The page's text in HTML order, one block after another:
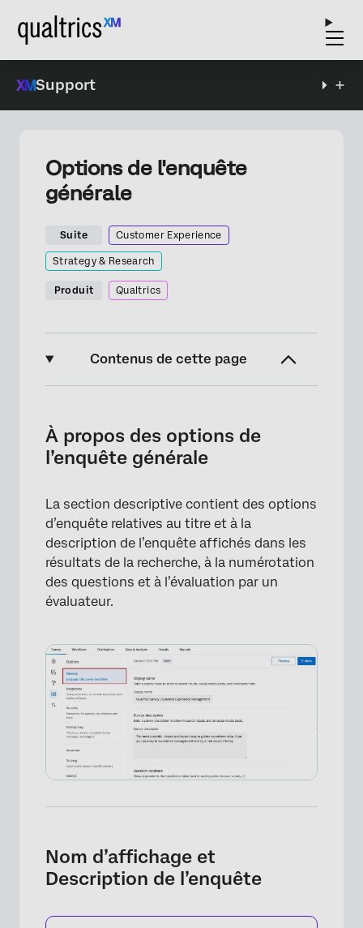
Support
Options de l'enquête
générale
Suite Customer Experience
Strategy & Research
Produit Qualtrics
Contenus de cette page
Nom d’affichage et Description de l’enquête
Langue par défaut
Expert Review
Nouvelle expérience de participation aux
enquêtes
Options de l’enquête dans différents types
FAQs
À propos des options de
l’enquête générale
La section descriptive contient des options
d’enquête relatives au titre et à la
description de l’enquête affichés dans les
résultats de la recherche, à la numérotation
des questions et à l’évaluation par un
évaluateur.
Nom d’affichage et
Description de l’enquête